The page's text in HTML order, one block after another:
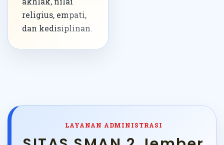
religius, empati,
dan kedisiplinan.
LAYANAN ADMINISTRASI